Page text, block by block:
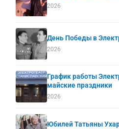
2026
День Победы в
2026
График работы
майские праздники
2026
Юбилей Татьяны